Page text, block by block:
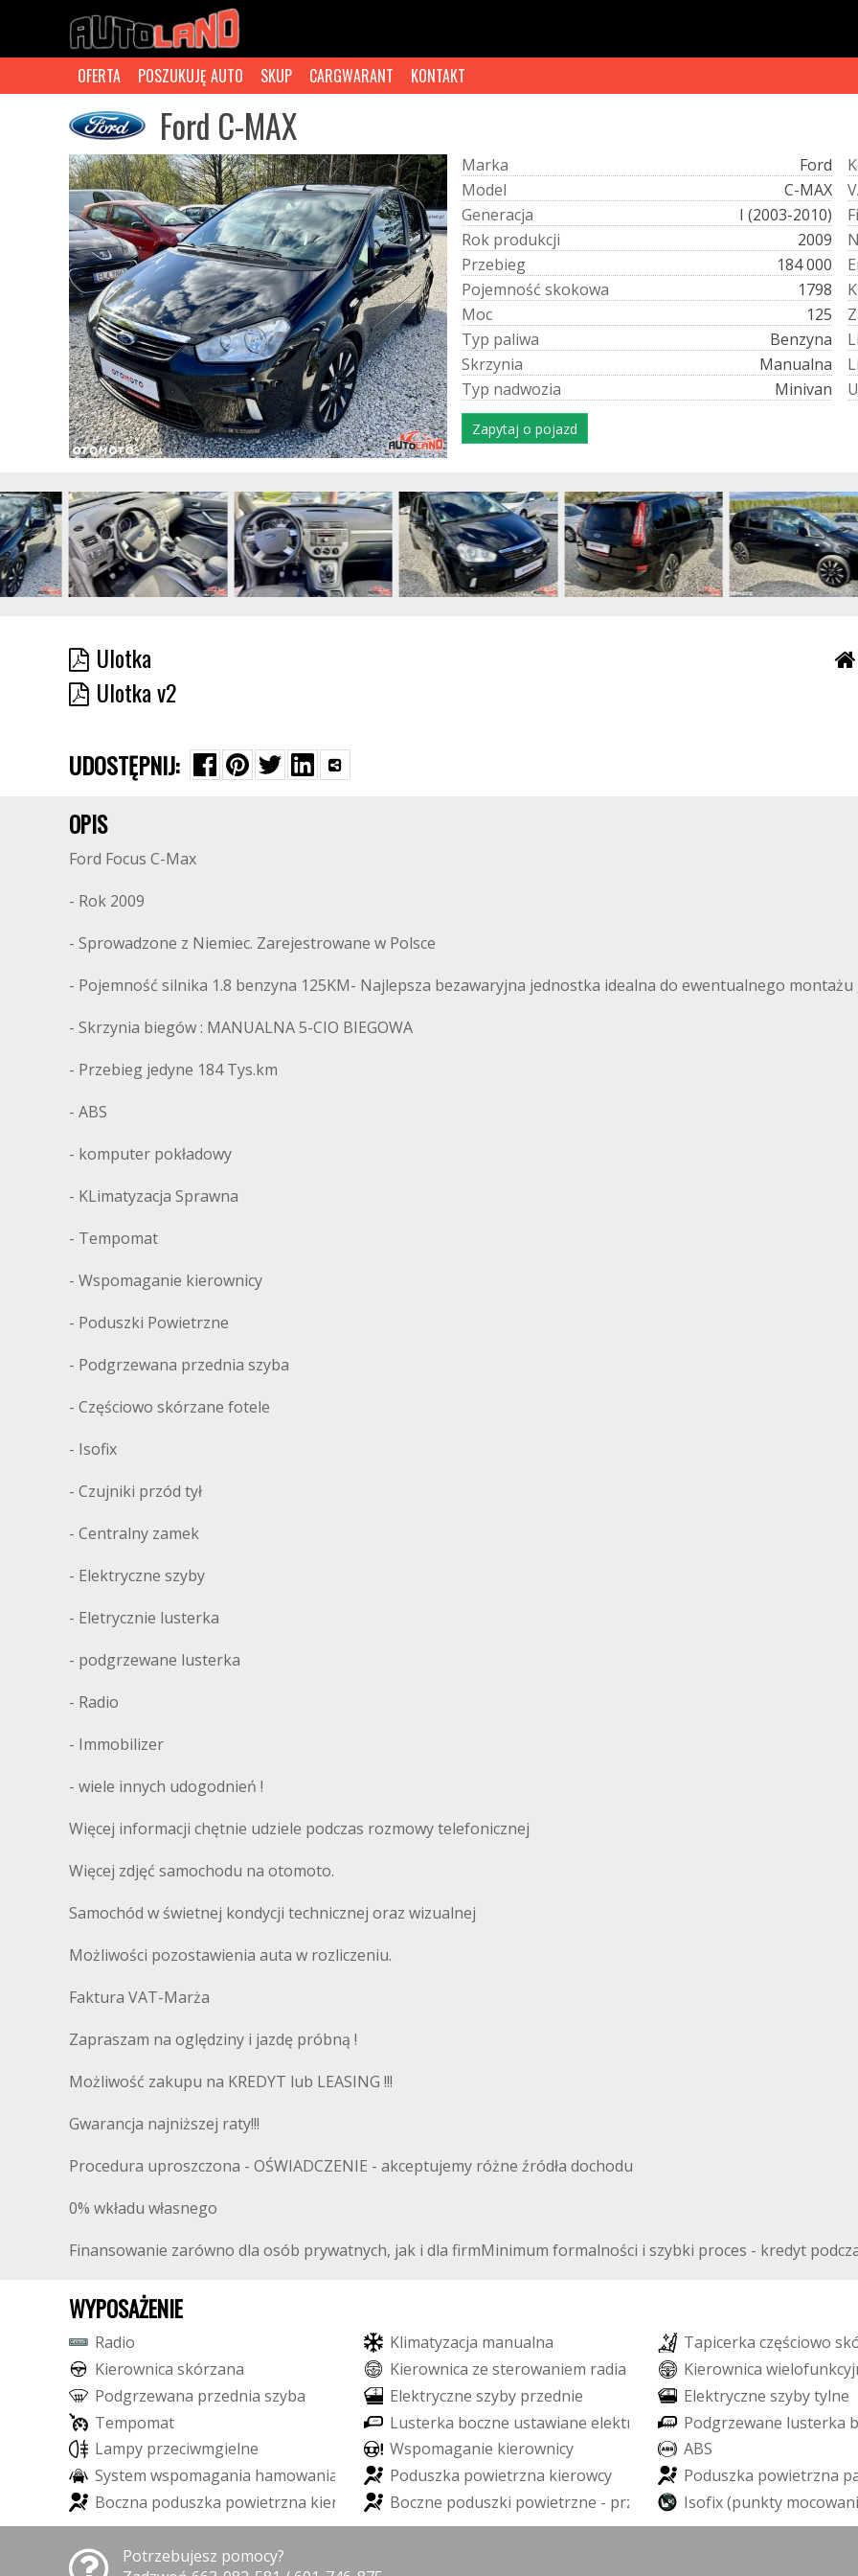
OFERTA POSZUKUJĘ AUTO SKUP CARGWARANT KONTAKT
Ford C-MAX
Marka
Ford
Model
C-MAX
Generacja
I (2003-2010)
Rok produkcji
2009
Przebieg
184 000
Pojemność skokowa
1798
Moc
125
Typ paliwa
Benzyna
Skrzynia
Manualna
Typ nadwozia Minivan
K
V
Fi
E
K
Z
L
L
U
Zapytaj o pojazd
Ulotka
Ulotka v2
UDOSTĘPNIJ:
OPIS
Ford Focus C-Max
- Rok 2009
- Sprowadzone z Niemiec. Zarejestrowane w Polsce
- Pojemność silnika 1.8 benzyna 125KM- Najlepsza bezawaryjna jednostka idealna do ewentualnego montażu
- Skrzynia biegów : MANUALNA 5-CIO BIEGOWA
- Przebieg jedyne 184 Tys.km
- ABS
- komputer pokładowy
- KLimatyzacja Sprawna
- Tempomat
- Wspomaganie kierownicy
- Poduszki Powietrzne
- Podgrzewana przednia szyba
- Częściowo skórzane fotele
- Isofix
- Czujniki przód tył
- Centralny zamek
- Elektryczne szyby
- Eletrycznie lusterka
- podgrzewane lusterka
- Radio
- Immobilizer
- wiele innych udogodnień !
Więcej informacji chętnie udziele podczas rozmowy telefonicznej
Więcej zdjęć samochodu na otomoto.
Samochód w świetnej kondycji technicznej oraz wizualnej
Możliwości pozostawienia auta w rozliczeniu.
Faktura VAT-Marża
Zapraszam na oględziny i jazdę próbną !
Możliwość zakupu na KREDYT lub LEASING !!!
Gwarancja najniższej raty!!!
Procedura uproszczona - OŚWIADCZENIE - akceptujemy różne źródła dochodu
0% wkładu własnego
Finansowanie zarówno dla osób prywatnych, jak i dla firmMinimum formalności i szybki proces - kredyt
WYPOSAŻENIE
Radio Klimatyzacja manualna Tapicerka częściowo sk
Kierownica skórzana Kierownica ze sterowaniem radia Kierownica wielofunkcyj
Podgrzewana przednia szyba Elektryczne szyby przednie Elektryczne szybytylne
Tempomat Lusterka boczne ustawiane elektr nie Podgrzewane lusterka b
Lampy przeciwmgielne Wspomaganie kierownicy ABS
System wspomagania hamowania Poduszka powietrzna kierowcy Poduszka powietrzna p
Boczna poduszka powietrzna kier y Boczne poduszki powietrzne - prz Isofix(punkty mocowani
Potrzebujesz pomocy?